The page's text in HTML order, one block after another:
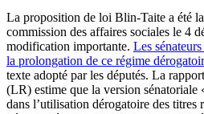
La proposition de loi Blin-Taite a été
commission des affaires sociales le 4
modification importante. Les
la prolongation de ce régime
texte adopté par les députés. La
(LR) estime que la version sénatoriale
dans l’utilisation dérogatoire des titres